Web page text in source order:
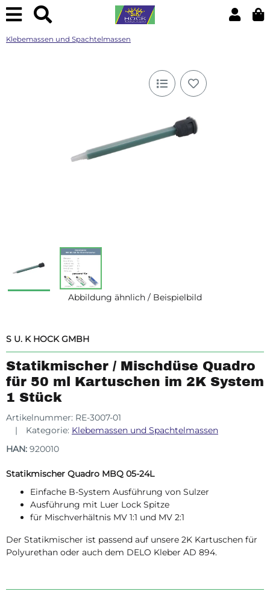
Klebemassen und Spachtelmassen
Abbildung ähnlich / Beispielbild
S U. K HOCK GMBH
Statikmischer / Mischdüse Quadro
für 50 ml Kartuschen im 2K System
1 Stück
Artikelnummer: RE-3007-01
Kategorie: Klebemassen und Spachtelmassen
HAN: 920010
Statikmischer Quadro MBQ 05-24L
Einfache B-System Ausführung von Sulzer
Ausführung mit Luer Lock Spitze
für Mischverhältnis MV 1:1 und MV 2:1
Der Statikmischer ist passend auf unsere 2K Kartuschen für
Polyurethan oder auch dem DELO Kleber AD 894.